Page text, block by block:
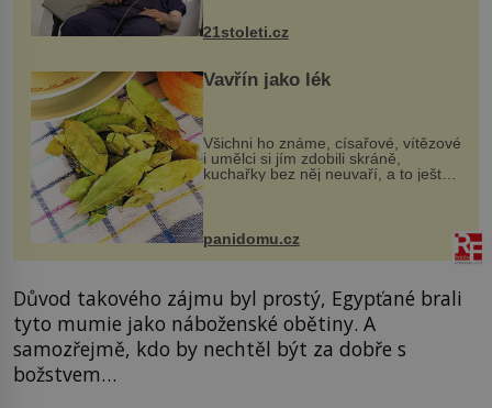
k dostatečně přesnému zacílení ...
21stoleti.cz
Vavřín jako lék
Všichni ho známe, císařové, vítězové
i umělci si jím zdobili skráně,
kuchařky bez něj neuvaří, a to ještě
nevíte, že bobkový list může výrazně
zmírnit některé naše neduhy.
Obsahuje v malém množství ně...
panidomu.cz
Důvod takového zájmu byl prostý, Egypťané brali
tyto mumie jako náboženské obětiny. A
samozřejmě, kdo by nechtěl být za dobře s
božstvem…